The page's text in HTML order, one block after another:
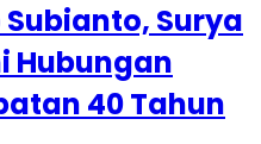
Surya
Hubungan
40 Tahun